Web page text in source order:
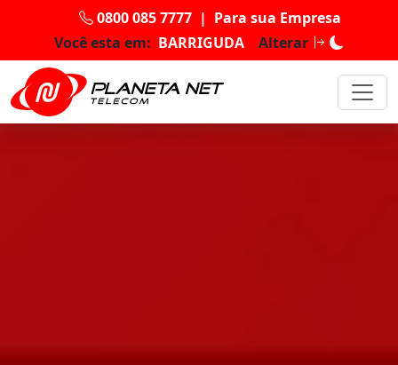
0800 085 7777 | Para sua Empresa
Você esta em: BARRIGUDA Alterar